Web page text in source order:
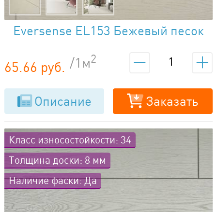
Eversense EL153 Бежевый песок
65.66 руб. /1м2
Описание Заказать
Класс износостойкости: 34
Толщина доски: 8 мм
Наличие фаски: Да